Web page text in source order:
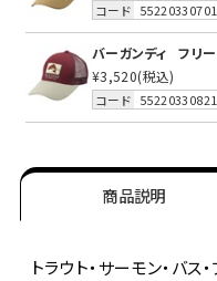
コード
バーガンディ
フリー
¥3,520(税込)
コード
商品説明
トラウト・サーモン・バス